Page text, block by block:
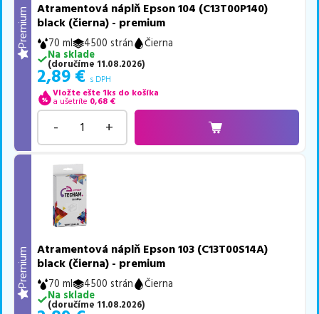
Premium
Atramentová náplň Epson 104 (C13T00P140)
black (čierna) - premium
70 ml 4500 strán
Čierna
Na sklade
(doručíme 11.08.2026)
2,89 € s DPH
Vložte ešte 1ks do košíka
a ušetríte 0,68 €
- +
Premium
Atramentová náplň Epson 103 (C13T00S14A)
black (čierna) - premium
70 ml 4500 strán
Čierna
Na sklade
(doručíme 11.08.2026)